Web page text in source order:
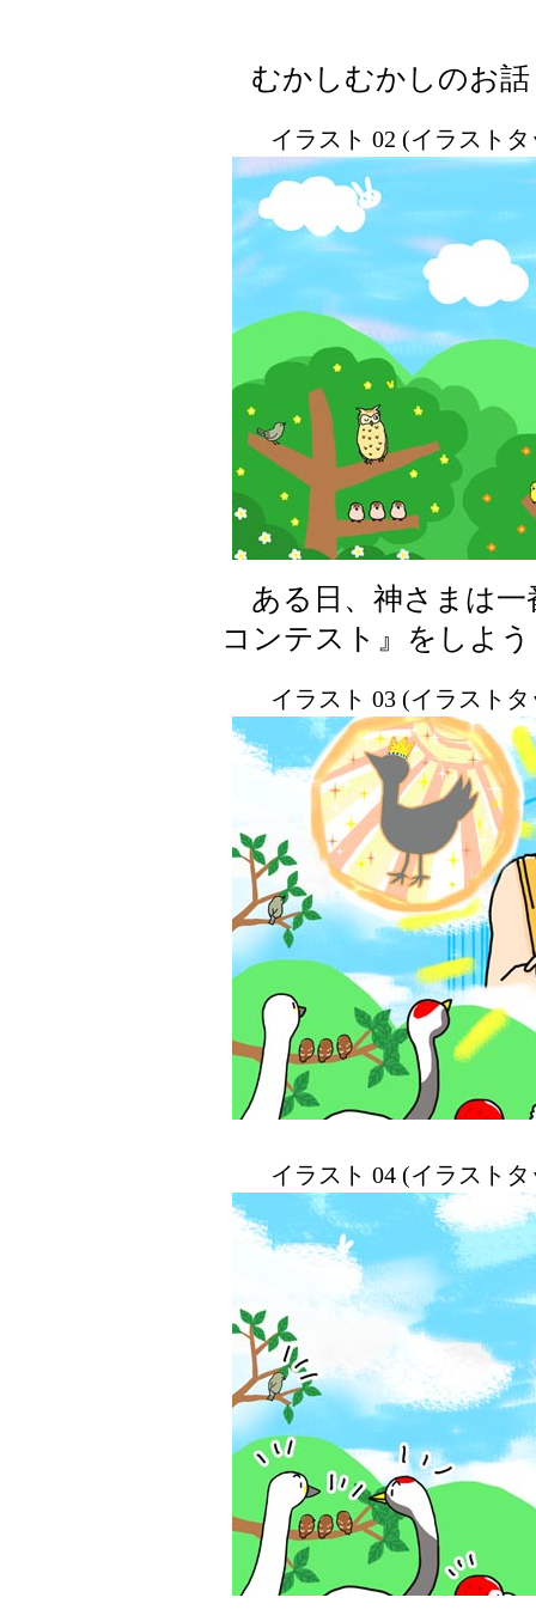
むかしむかしのお話
イラスト 02 (イラスト
ある日、神さまは一
コンテスト』をしよ
イラスト 03 (イラスト
イラスト 04 (イラスト